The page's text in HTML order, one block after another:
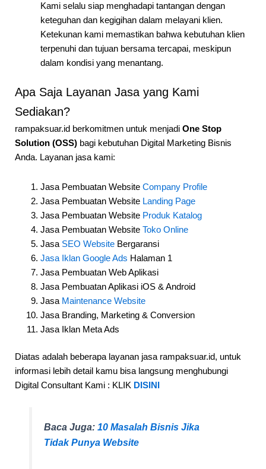
Kami selalu siap menghadapi tantangan dengan
keteguhan dan kegigihan dalam melayani klien.
Ketekunan kami memastikan bahwa kebutuhan klien
terpenuhi dan tujuan bersama tercapai, meskipun
dalam kondisi yang menantang.
Apa Saja Layanan Jasa yang Kami
Sediakan?
rampaksuar.id berkomitmen untuk menjadi One Stop
Solution (OSS)bagi kebutuhan Digital Marketing Bisnis
Anda. Layanan jasa kami:
Jasa Pembuatan WebsiteCompany Profile
Jasa Pembuatan Website Landing Page
Jasa Pembuatan Website Produk Katalog
Jasa Pembuatan WebsiteToko Online
Jasa SEO Website Bergaransi
Jasa Iklan Google Ads Halaman 1
Jasa Pembuatan Web Aplikasi
Jasa Pembuatan Aplikasi iOS & Android
Jasa Maintenance Website
Jasa Branding, Marketing & Conversion
Jasa Iklan Meta Ads
Diatas adalah beberapa layanan jasa rampaksuar.id, untuk
informasi lebih detail kamu bisa langsung menghubungi
Digital Consultant Kami : KLIK DISINI
Baca Juga: 10 Masalah Bisnis Jika
Tidak Punya Website